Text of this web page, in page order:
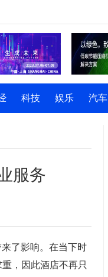
科技 娱乐 汽车
服务
了影响。在当下时
，因此酒店不再只